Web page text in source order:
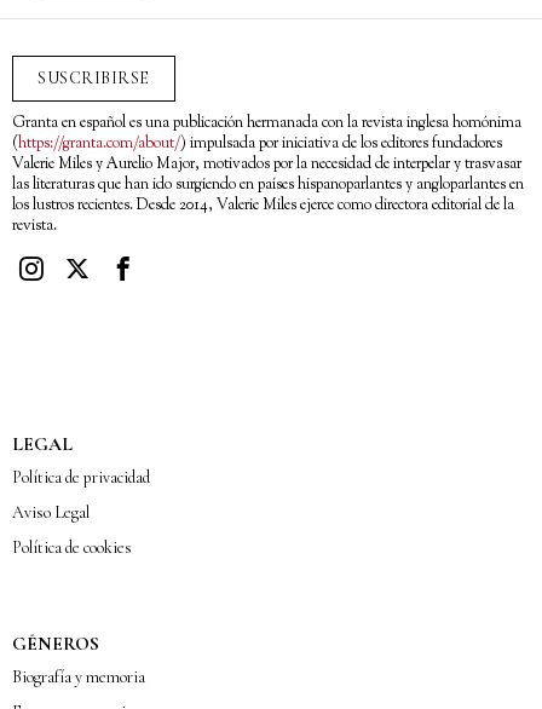
SUSCRIBIRSE
Granta en español es una publicación hermanada con la revista inglesa homónima
(https://granta.com/about/) impulsada por iniciativa de los editores fundadores
Valerie Miles y Aurelio Major, motivados por la necesidad de interpelar y trasvasar
las literaturas que han ido surgiendo en países hispanoparlantes y angloparlantes en
los lustros recientes. Desde 2014, Valerie Miles ejerce como directora editorial de la
revista.
LEGAL
Política de privacidad
Aviso Legal
Política de cookies
GÉNEROS
Biografía y memoria